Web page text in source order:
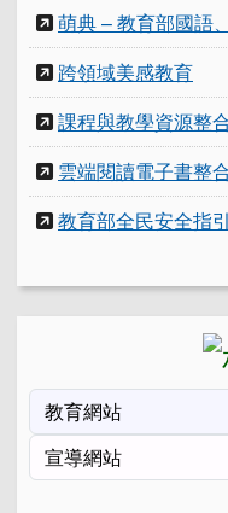
萌典 – 教育部國語
跨領域美感教育
課程與教學資源整
雲端閱讀電子書整
教育部全民安全指